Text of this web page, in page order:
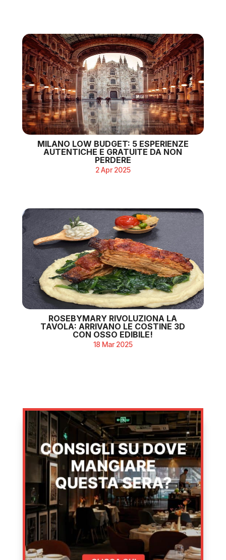
MILANO LOW BUDGET: 5 ESPERIENZE
AUTENTICHE E GRATUITE DA NON
PERDERE
2 Apr 2025
ROSEBYMARY RIVOLUZIONA LA
TAVOLA: ARRIVANO LE COSTINE 3D
CON OSSO EDIBILE!
18 Mar 2025